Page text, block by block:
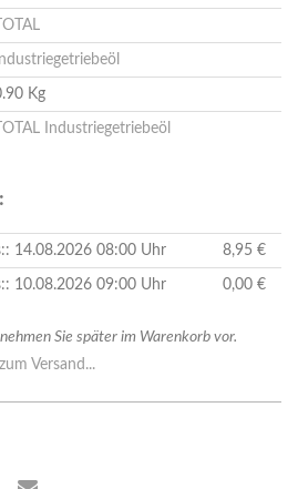
TOTAL
Industriegetriebeöl
Kg
TOTAL Industriegetriebeöl
14.08.2026 08:00 Uhr 8,95 €
10.08.2026 09:00 Uhr 0,00 €
Sie später im Warenkorb vor.
Versand...